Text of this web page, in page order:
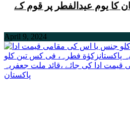
کا یوم عیدالفطر پر قوم کے
April 9, 2024